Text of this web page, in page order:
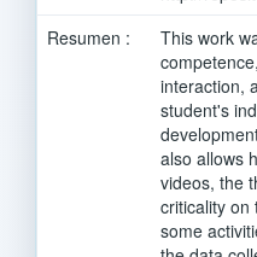
Resumen :
This work
interaction,
student's
also allows
videos, the
criticality on
some